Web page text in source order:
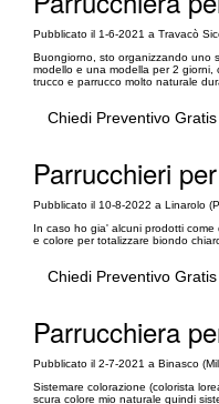
Pubblicato il 1-6-2021 a Travacò
Buongiorno, sto organizzando uno
modello e una modella per 2
trucco e parrucco molto naturale
Chiedi Preventivo Gratis
Parrucchieri
Pubblicato il 10-8-2022 a Linarolo
In caso ho gia' alcuni prodotti
e colore per totalizzare biondo
Chiedi Preventivo Gratis
Parrucchiera
Pubblicato il 2-7-2021 a Binasco
Sistemare colorazione (colorista
scura colore mio naturale quindi